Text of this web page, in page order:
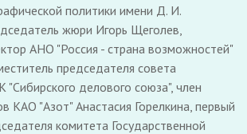
политики имени Д. И.
жюри Игорь Щеголев,
АНО "Россия - страна возможностей"
председателя совета
делового союза", член
КАО "Азот" Анастасия Горелкина, первый
комитета Государственной